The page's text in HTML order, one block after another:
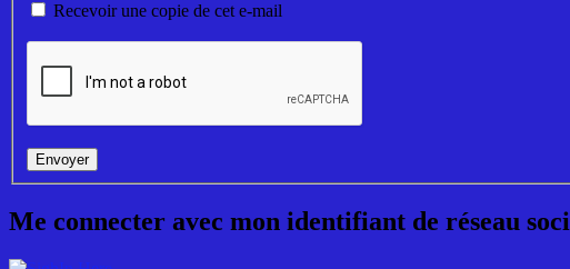
Recevoir une copie de cet e-mail
Envoyer
Me connecter avec mon identifiant de réseau